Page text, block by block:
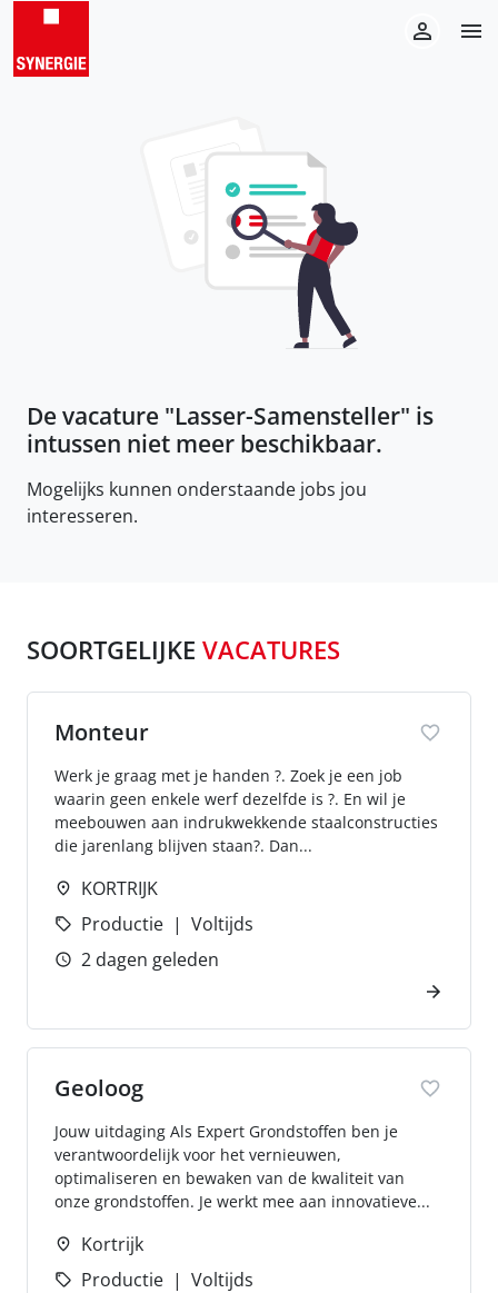
De vacature "Lasser-Samensteller" is
intussen niet meer beschikbaar.
Mogelijks kunnen onderstaande jobs jou
interesseren.
SOORTGELIJKE VACATURES
Monteur
Werk je graag met je handen ?. Zoek je een job
waarin geen enkele werf dezelfde is ?. En wil je
meebouwen aan indrukwekkende staalconstructies
die jarenlang blijven staan?. Dan...
KORTRIJK
Productie
Voltijds
2 dagen geleden
Geoloog
Jouw uitdaging Als Expert Grondstoffen ben je
verantwoordelijk voor het vernieuwen,
optimaliseren en bewaken van de kwaliteit van
onze grondstoffen. Je werkt mee aan innovatieve...
Kortrijk
Productie
Voltijds